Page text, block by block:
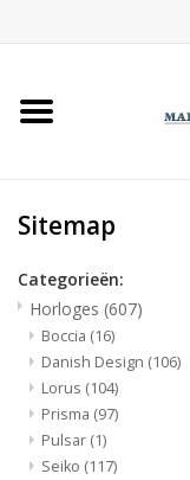
Home
Gepersonaliseerd
Occasions
Trouwringen
Sitemap
Categorieën:
Horloges (607)
Boccia (16)
Danish Design (106)
Lorus (104)
Prisma (97)
Pulsar (1)
Seiko (117)